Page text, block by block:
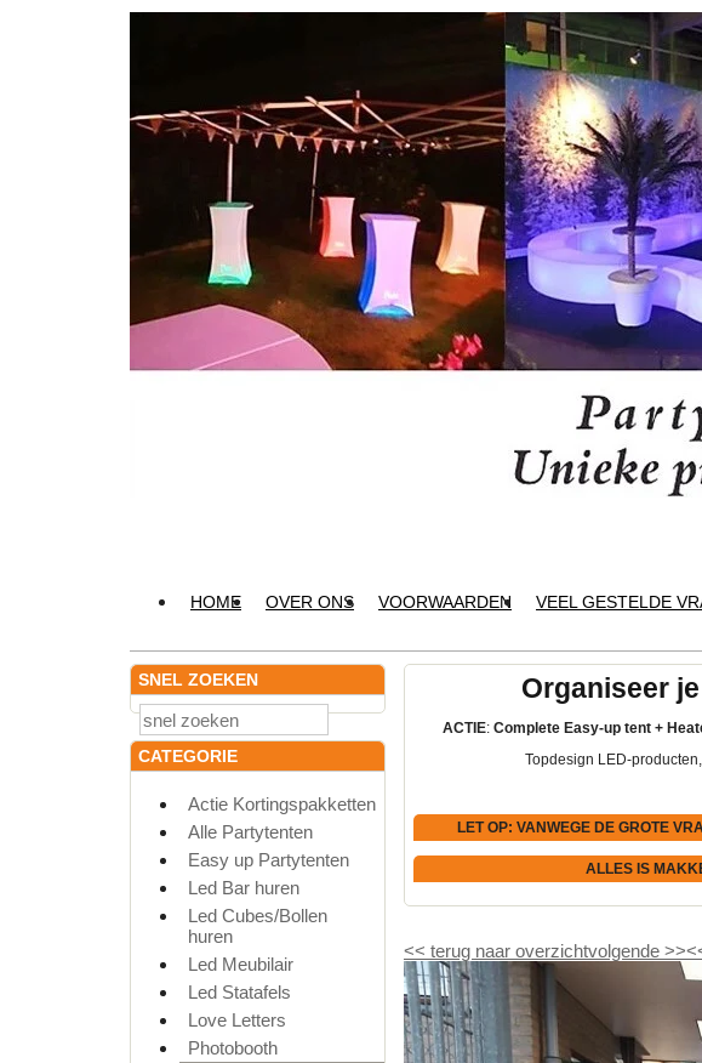
HOME OVER ONS VOORWAARDEN VEEL GESTELDE
SNEL ZOEKEN
CATEGORIE
Actie Kortingspakketten
Alle Partytenten
Easy up Partytenten
Led Bar huren
Led Cubes/Bollen
huren
Led Meubilair
Led Statafels
Love Letters
Photobooth
Organiseer
ACTIE: Complete Easy-up tent +
Topdesign LED-
LET OP: VANWEGE DE GROTE
ALLES IS
<< terug naar overzichtvolgende >>